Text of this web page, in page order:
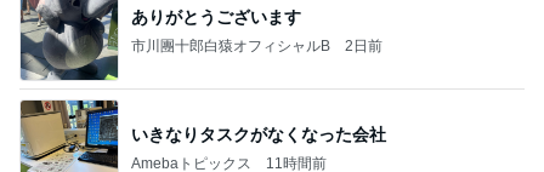
ありがとうございます
市川團十郎白猿オフィシャルB 2日前
いきなりタスクがなくなった会社
Amebaトピックス 11時間前